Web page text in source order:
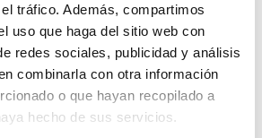
tráfico. Además, compartimos
uso que haga del sitio web con
redes sociales, publicidad y análisis
combinarla con otra información
o que hayan recopilado a
hecho de sus servicios.
Cantidad
Comprar ahora
gratis a Península
en pedidos de + 30€